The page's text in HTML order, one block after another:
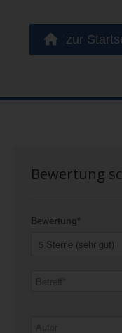
zur
Bewertung
Bewertung*